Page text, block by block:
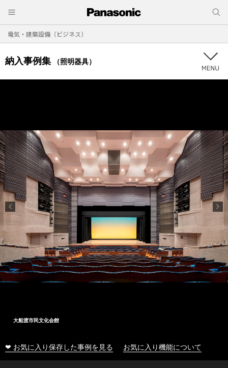
電気・建築設備（ビジネス）
納入事例集 （照明器具）
大船渡市民文化会館
❤ お気に入り保存した事例を見る お気に入り機能について